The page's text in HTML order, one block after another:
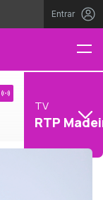
Entrar
TV
RTP